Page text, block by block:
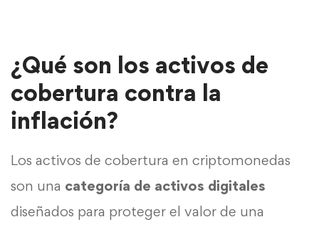
¿Qué son los activos de
cobertura contra la
inflación?
Los activos de cobertura en criptomonedas
son una categoría de activos digitales
diseñados para proteger el valor de una